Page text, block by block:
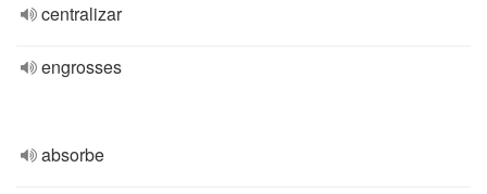
centralizar
engrosses
absorbe